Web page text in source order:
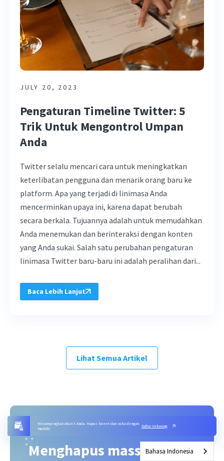
Merampingkan akun X Anda. Hapus tweet dan suka dengan
mudah!
Daftar Sekarang
JULY 20, 2023
Pengaturan Timeline Twitter: 5
Trik Untuk Mengontrol Umpan
Anda
Twitter selalu mencari cara untuk meningkatkan
keterlibatan pengguna dan menarik orang baru ke
platform. Apa yang terjadi di linimasa Anda
mencerminkan upaya ini, karena dapat berubah
secara berkala. Tujuannya adalah untuk memudahkan
Anda menemukan dan berinteraksi dengan konten
yang Anda sukai. Salah satu perubahan pengaturan
linimasa Twitter baru-baru ini adalah peralihan dari...
Baca Lebih Lanjut
Lihat Semua Artikel
Menghapus massal tweet
Bahasa Indonesia